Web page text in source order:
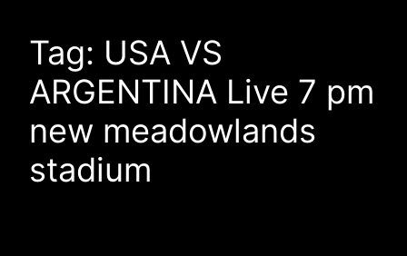
Tag: USA VS
ARGENTINA Live 7 pm
new meadowlands
stadium